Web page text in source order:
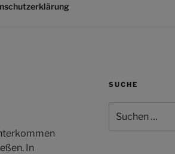
In
SUCHE
nach: